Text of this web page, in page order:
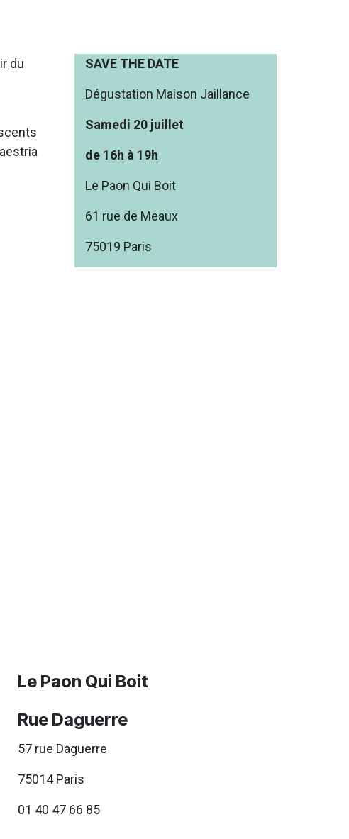
du
SAVE THE DATE
Dégustation Maison Jaillance
Samedi 20 juillet
de 16h à 19h
Le Paon Qui Boit
61 rue de Meaux
75019 Paris
Le Paon Qui Boit
Rue Daguerre
57 rue Daguerre
75014 Paris
01 40 47 66 85